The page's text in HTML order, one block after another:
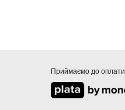
Приймаємо до оплати